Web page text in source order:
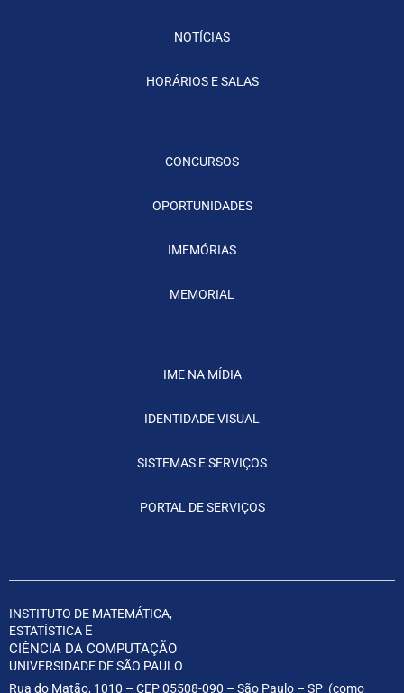
NOTÍCIAS
HORÁRIOS E SALAS
CONCURSOS
OPORTUNIDADES
IMEMÓRIAS
MEMORIAL
IME NA MÍDIA
IDENTIDADE VISUAL
SISTEMAS E SERVIÇOS
PORTAL DE SERVIÇOS
INSTITUTO DE MATEMÁTICA,
ESTATÍSTICA E
CIÊNCIA DA COMPUTAÇÃO
UNIVERSIDADE DE SÃO PAULO
Rua do Matão, 1010 – CEP 05508-090 – São Paulo – SP (como